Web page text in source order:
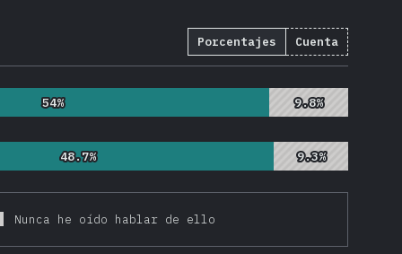
Porcentajes Cuenta
54%
54% 9.8%
9.8%
48.7%
48.7% 9.3%
9.3%
Nunca he oído hablar de ello